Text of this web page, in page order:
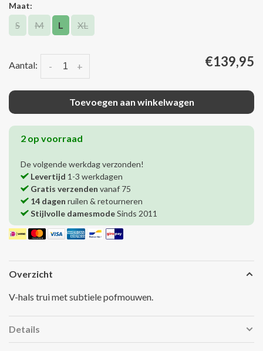
Maat:
S M L XL
Aantal: +
- €139,95
Toevoegen aan winkelwagen
2 op voorraad
De volgende werkdag verzonden!
Levertijd 1-3 werkdagen
Gratis verzenden vanaf 75
14 dagen ruilen & retourneren
Stijlvolle damesmodeSinds 2011
Overzicht
V-hals trui met subtiele pofmouwen.
Details